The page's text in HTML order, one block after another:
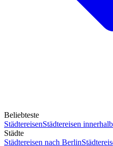
Beliebteste
StädtereisenStädtereisen
Städte
Städtereisen nach Berlin